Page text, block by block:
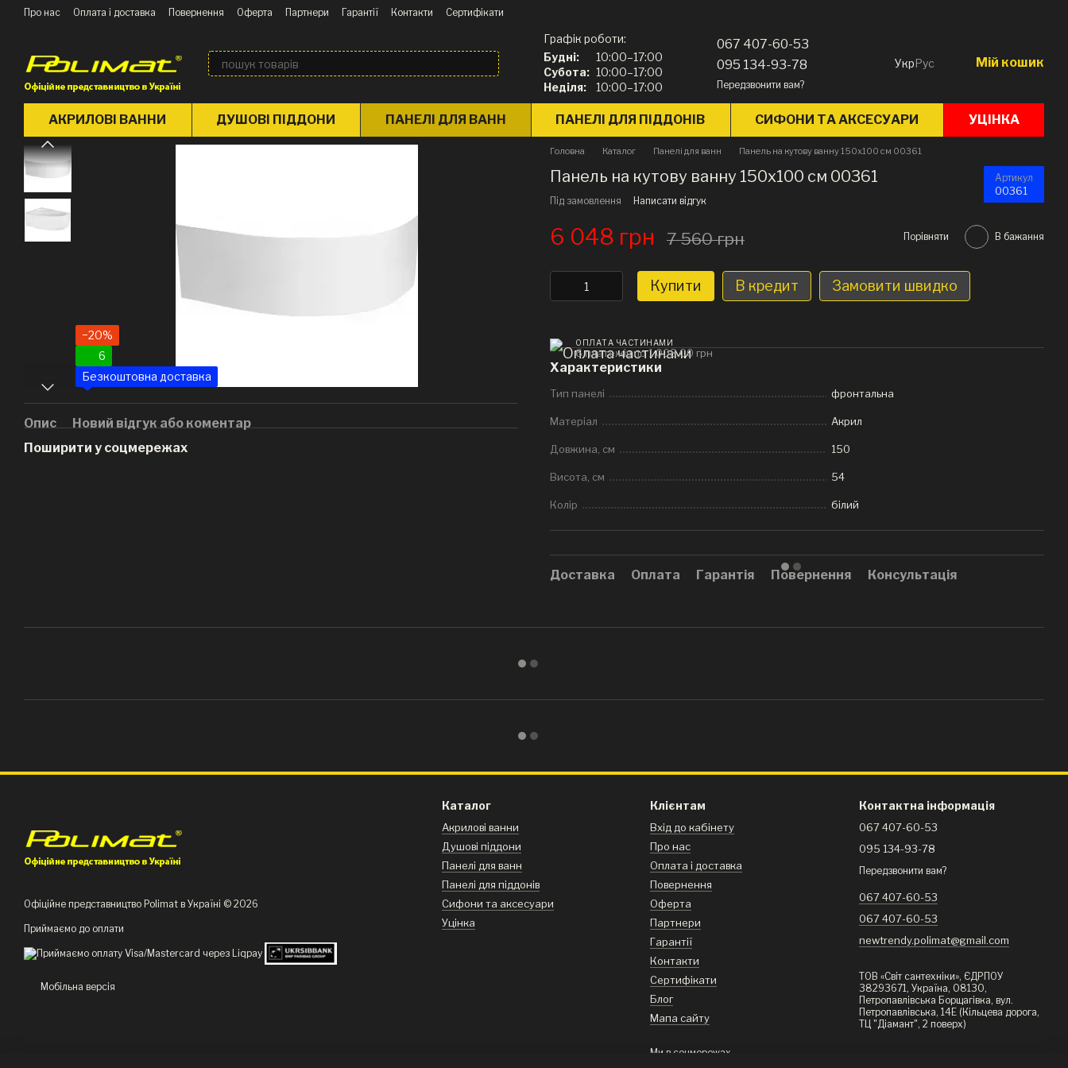
Перейти до основного контенту
Про нас Оплата і доставка Повернення Оферта Партнери Гарантії Контакти
Сертифікати
Графік роботи:
Будні:
10:00–17:00
Субота: 10:00–17:00
Неділя:
10:00–17:00
067 407-60-53
095 134-93-78
Передзвонити вам?
УкрРус Мій кошик
АКРИЛОВІ ВАННИ ДУШОВІ ПІДДОНИ ПАНЕЛІ ДЛЯ ВАНН ПАНЕЛІ ДЛЯ ПІДДОНІВ СИФОНИ ТА АКСЕСУАРИ УЦІНКА
−20%
6
Безкоштовна доставка
Опис
Новий відгук або коментар
Поширити у соцмережах
Головна Каталог Панелі для ванн Панель на кутову ванну 150x100 см 00361
Панель на кутову ванну 150x100 см 00361 Артикул
00361
Під замовлення Написати відгук
6 048 грн 7 560 грн Порівняти В бажання
Купити В кредит Замовити швидко
ОПЛАТА ЧАСТИНАМИ
6 платежів по 1 008.00 грн
Характеристики
Тип панелі фронтальна
Матеріал Акрил
Довжина, см 150
Висота, см 54
Колір білий
Доставка Оплата Гарантія Повернення Консультація
Офіційне представництво Polimat в Україні © 2026
Приймаємо до оплати
Мобільна версія
Каталог
Акрилові ванни
Душові піддони
Панелі для ванн
Панелі для піддонів
Сифони та аксесуари
Уцінка
Клієнтам
Вхід до кабінету
Про нас
Оплата і доставка
Повернення
Оферта
Партнери
Гарантії
Контакти
Сертифікати
Блог
Мапа сайту
Ми в соцмережах
Контактна інформація
067 407-60-53
095 134-93-78
Передзвонити вам?
067 407-60-53
067 407-60-53
newtrendy.polimat@gmail.com
ТОВ «Світ сантехніки», ЄДРПОУ
38293671, Україна, 08130,
Петропавлівська Борщагівка, вул.
Петропавлівська, 14Е (Кільцева дорога,
ТЦ "Діамант", 2 поверх)